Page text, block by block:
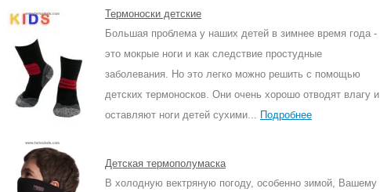
Термоноски детские
Большая проблема у наших детей в зимнее время года -
это мокрые ноги и как следствие простудные
заболевания. Но это легко можно решить с помощью
детских термоносков. Они очень хорошо отводят влагу и
оставляют ноги детей сухими... Подробнее
Детская термополумаска
В холодную вектряную погоду, особенно зимой, Вашему